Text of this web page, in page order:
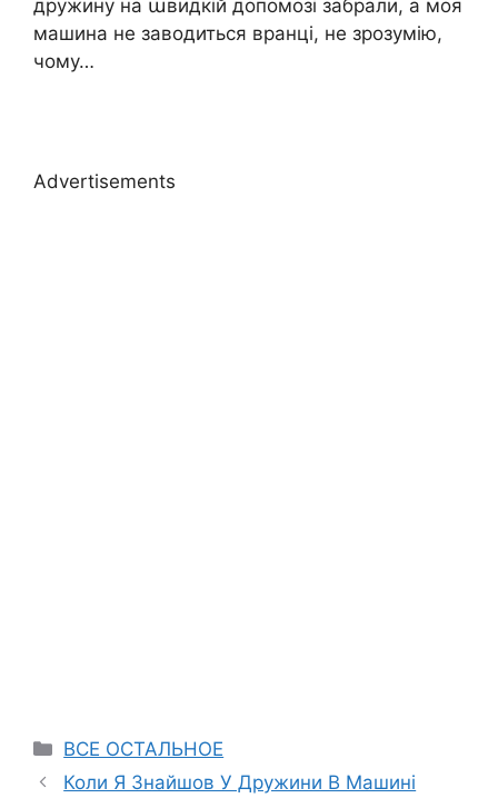
дружину на աвидкій допомозі забрали, а моя
машина не заводиться вранці, не зрозумію,
чому…
Advertisements
Categories
ВСЕ ОСТАЛЬНОЕ
Коли Я Знайшов У Дружини В Машині